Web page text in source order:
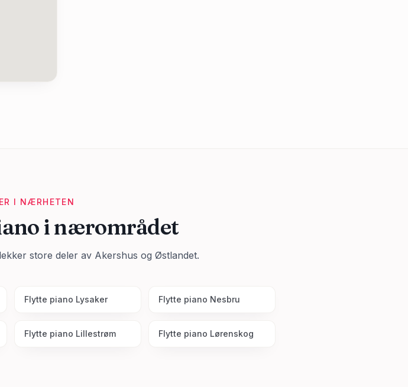
I NÆRHETEN
i nærområdet
store deler av Akershus og Østlandet.
Flytte piano Lysaker Flytte piano Nesbru
Flytte piano Lillestrøm Flytte piano Lørenskog